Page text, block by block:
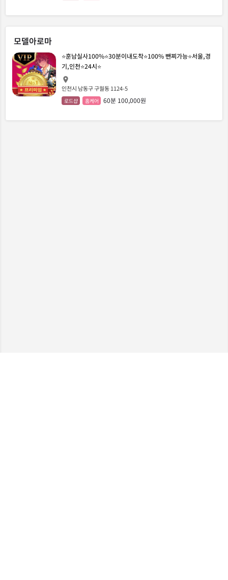
모델아로마
⭐훈남실사100%⭐30분이내도착⭐100% 뺀찌가능⭐서울,경
기,인천⭐24시⭐
인천시 남동구 구월동 1124-5
로드샵 홈케어 60분 100,000원